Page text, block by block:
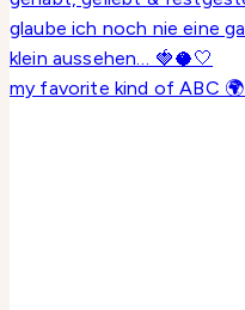
my favorite kind of ABC